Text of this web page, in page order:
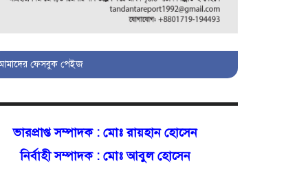
মোগলাবাজার থানা কার কবলে?
দয়াময়’র ঘুষের রাজত্ব!
ফেসবুক পেইজ
ভারপ্রাপ্ত সম্পাদক : মোঃ রায়হান হোসেন
নির্বাহী সম্পাদক : মোঃ আবুল হোসেন